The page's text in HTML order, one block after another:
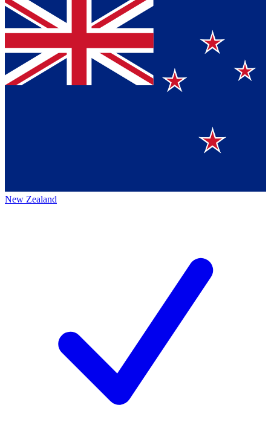
New Zealand